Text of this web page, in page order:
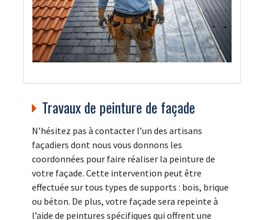
Travaux de peinture de façade
N’hésitez pas à contacter l’un des artisans
façadiers dont nous vous donnons les
coordonnées pour faire réaliser la peinture de
votre façade. Cette intervention peut être
effectuée sur tous types de supports : bois, brique
ou béton. De plus, votre façade sera repeinte à
l’aide de peintures spécifiques qui offrent une